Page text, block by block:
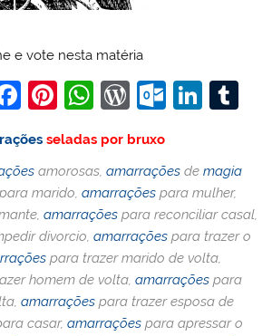
e vote nesta matéria
F
c
e
b
o
o
k
Pi
er
e
st
W
at
s
A
p
p
W
d
Pr
e
ss
O
o
k.
c
o
m
Li
e
dI
n
bl
r
seladas por bruxo
amorosas,amarrações demagia
para marido,amarrações para mulher,
amarrações para reconciliar casal,
divorcio,amarrações para trazer o
para trazer marido de volta,
homem de volta,amarrações para
amarrações para trazer esposa de
casar,amarrações para apressar o